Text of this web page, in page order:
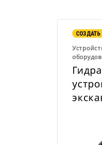
СОЗДАТЬ